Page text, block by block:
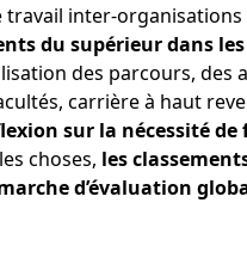
travail inter-
du supérieur dans
des parcours, des
carrière à haut
sur la nécessité
choses, les
d’évaluation